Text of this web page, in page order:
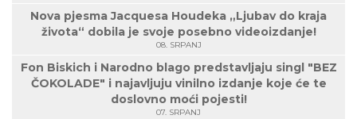
Nova pjesma Jacquesa Houdeka „Ljubav do kraja
života“ dobila je svoje posebno videoizdanje!
08. SRPANJ
Fon Biskich i Narodno blago predstavljaju singl "BEZ
ČOKOLADE" i najavljuju vinilno izdanje koje će te
doslovno moći pojesti!
07. SRPANJ